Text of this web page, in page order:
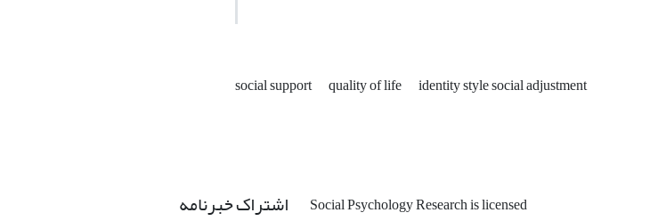
social support quality of life
identity style social adjustment
Social Psychology Research is licensed
اشتراک خبرنامه